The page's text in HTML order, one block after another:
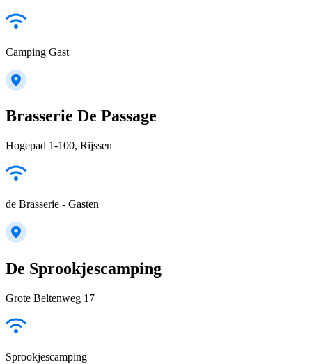
Camping Gast
Brasserie De Passage
Hogepad 1-100, Rijssen
de Brasserie - Gasten
De Sprookjescamping
Grote Beltenweg 17
Sprookjescamping